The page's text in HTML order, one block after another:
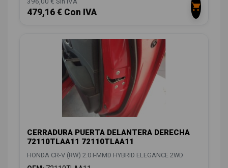
479,16 € Con IVA
CERRADURA PUERTA DELANTERA DERECHA
72110TLAA11 72110TLAA11
HONDA CR-V (RW) 2.0 I-MMD HYBRID ELEGANCE 2WD